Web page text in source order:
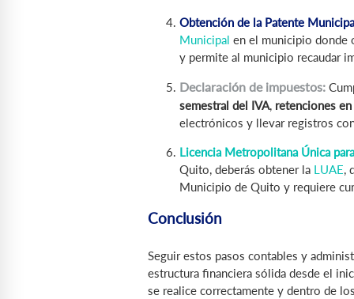
Obtención de la Patente
Municipal en el municipio donde
y permite al municipio recaudar
Declaración de impuestos:
semestral del IVA retenciones
electrónicos y llevar registros
Licencia Metropolitana Única
Quito, deberás obtener la LUAE
Municipio de Quito y requiere
Conclusión
Seguir estos pasos contables y
estructura financiera sólida desde el
se realice correctamente y dentro de